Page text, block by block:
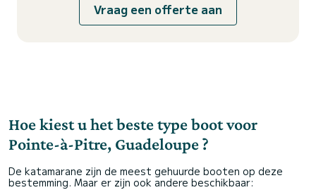
Vraag een offerte aan
Hoe kiest u het beste type boot voor
Pointe-à-Pitre, Guadeloupe ?
De katamarane zijn de meest gehuurde booten op deze
bestemming. Maar er zijn ook andere beschikbaar: